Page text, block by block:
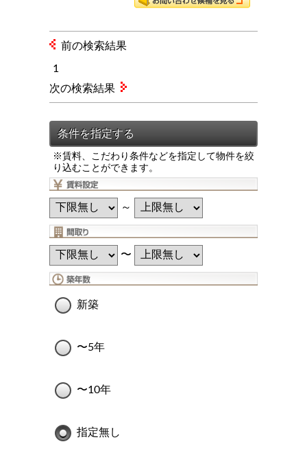
※賃料、こだわり条件などを指定して物件を絞
り込むことができます。
～
〜
新築
〜5年
〜10年
指定無し
前の検索結果
1